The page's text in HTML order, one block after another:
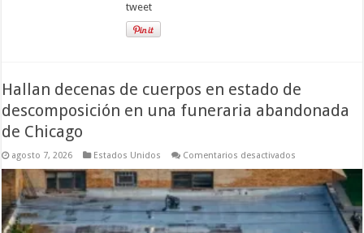
tweet
Hallan decenas de cuerpos en estado de
descomposición en una funeraria abandonada
de Chicago
agosto 7, 2026 Estados Unidos Comentarios desactivados
decenas
de
cuerpos
estado